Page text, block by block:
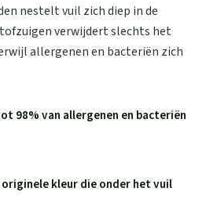
nestelt vuil zich diep in de
verwijdert slechts het
allergenen en bacteriën zich
98% van allergenen en bacteriën
kleur die onder het vuil